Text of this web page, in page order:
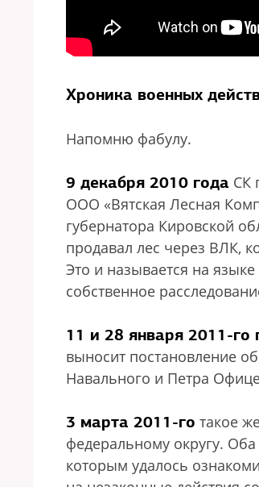
Хроника военных
Напомню фабулу.
9 декабря 2010 года СК
ООО «Вятская Лесная
губернатора Кировской
продавал лес через ВЛК,
Это и называется на
собственное
11 и 28 января 2011-го
выносит постановление
Навального и Петра
3 марта 2011-го такое
федеральному округу. Оба
которым удалось